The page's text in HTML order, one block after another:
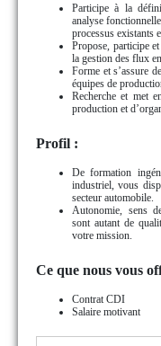
Participe à la
analyse
processus existants
Propose, participe
la gestion des flux
Forme et s’assure
équipes de
Recherche et met
production et
Profil :
De formation
industriel, vous
secteur automobile.
Autonomie, sens
sont autant de
votre mission.
Ce que nous vous
Contrat CDI
Salaire motivant